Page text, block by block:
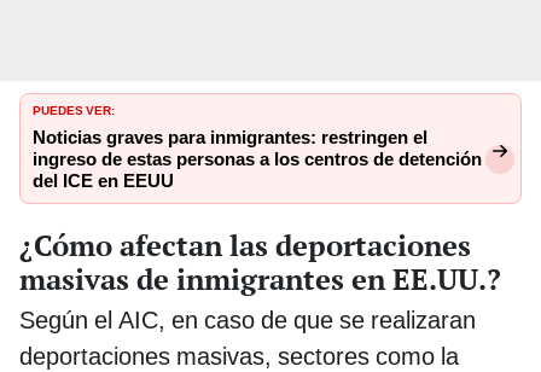
PUEDES VER:
Noticias graves para inmigrantes: restringen el
ingreso de estas personas a los centros de detención
del ICE en EEUU
¿Cómo afectan las deportaciones
masivas de inmigrantes en EE.UU.?
Según el AIC, en caso de que se realizaran
deportaciones masivas, sectores como la